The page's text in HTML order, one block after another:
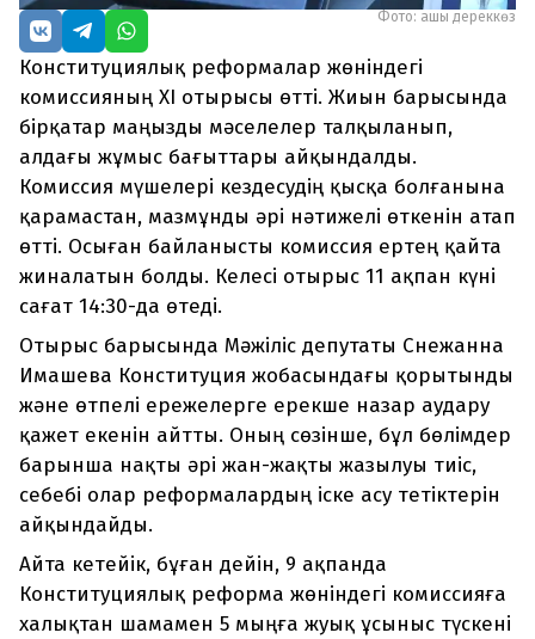
Фото: ашық дереккөз
Конституциялық реформалар жөніндегі
комиссияның XI отырысы өтті. Жиын барысында
бірқатар маңызды мәселелер талқыланып,
алдағы жұмыс бағыттары айқындалды.
Комиссия мүшелері кездесудің қысқа болғанына
қарамастан, мазмұнды әрі нәтижелі өткенін атап
өтті. Осыған байланысты комиссия ертең қайта
жиналатын болды. Келесі отырыс 11 ақпан күні
сағат 14:30-да өтеді.
Отырыс барысында Мәжіліс депутаты Снежанна
Имашева Конституция жобасындағы қорытынды
және өтпелі ережелерге ерекше назар аудару
қажет екенін айтты. Оның сөзінше, бұл бөлімдер
барынша нақты әрі жан-жақты жазылуы тиіс,
себебі олар реформалардың іске асу тетіктерін
айқындайды.
Айта кетейік, бұған дейін, 9 ақпанда
Конституциялық реформа жөніндегі комиссияға
халықтан шамамен 5 мыңға жуық ұсыныс түскені